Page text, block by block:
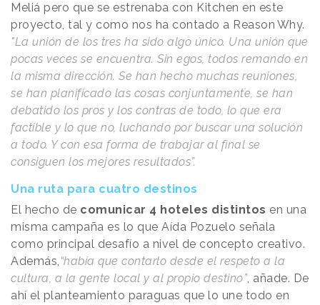
Meliá pero que se estrenaba con Kitchen en este
proyecto, tal y como nos ha contado a Reason Why.
"La unión de los tres ha sido algo único. Una unión que
pocas veces se encuentra. Sin egos, todos remando en
la misma dirección. Se han hecho muchas reuniones,
se han planificado las cosas conjuntamente, se han
debatido los pros y los contras de todo, lo que era
factible y lo que no, luchando por buscar una solución
a todo. Y con esa forma de trabajar al final se
consiguen los mejores resultados”.
Una ruta para cuatro destinos
El hecho de comunicar 4 hoteles distintos en una
misma campaña es lo que Aída Pozuelo señala
como principal desafío a nivel de concepto creativo.
Además, “había que contarlo desde el respeto a la
cultura, a la gente local y al propio destino”, añade. De
ahí el planteamiento paraguas que lo une todo en